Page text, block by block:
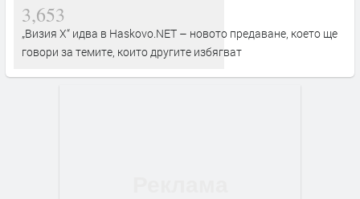
3,653
„Визия Х“ идва в Haskovo.NET – новото предаване, което ще
говори за темите, които другите избягват